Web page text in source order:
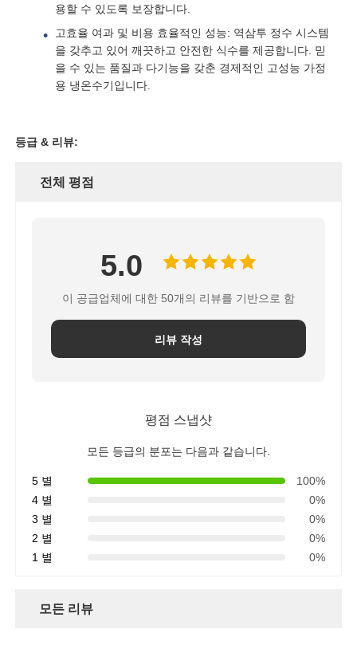
FRP 압력 용기
물 완화기 소금물 탱크
이온 교환 수지
필터 제어 밸브
압력계
용할 수 있도록 보장합니다.
고효율 여과 및 비용 효율적인 성능: 역삼투 정수 시스템
을 갖추고 있어 깨끗하고 안전한 식수를 제공합니다. 믿
을 수 있는 품질과 다기능을 갖춘 경제적인 고성능 가정
용 냉온수기입니다.
등급 & 리뷰:
전체 평점
5.0
이 공급업체에 대한 50개의 리뷰를 기반으로 함
리뷰 작성
평점 스냅샷
모든 등급의 분포는 다음과 같습니다.
5 별
100%
4 별
0%
3 별
0%
2 별
0%
1 별
0%
모든 리뷰